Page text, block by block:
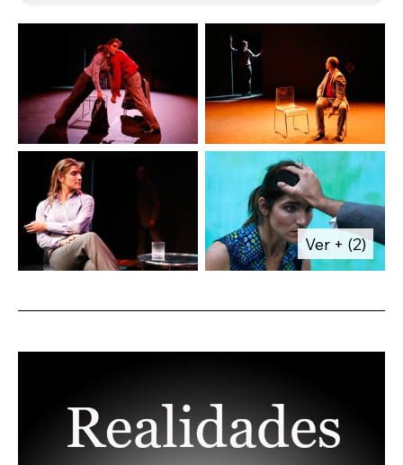
expresión mayoritaria un cúmulo de tópicos
más o menos bien intencionados, más o
menos interesados.
Para intentar combatirlos decidimos
escuchar… Lo curioso era comprobar que
nunca se podía extraer una conclusión fácil,
que, en definitiva, detrás de las palabras se
escuchaban ecos de vivencias, deseos,
frustraciones, esperanzas que resuenan en
todos nosotros.
Esta galería de personajes no son fruto de
todo, no juzgar.
Ver + (2)